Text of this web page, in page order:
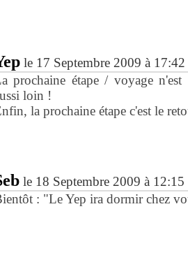
le 17 Septembre 2009 à 17:42
prochaine étape / voyage
loin !
la prochaine étape c'est le
le 18 Septembre 2009 à 12:15
: "Le Yep ira dormir chez